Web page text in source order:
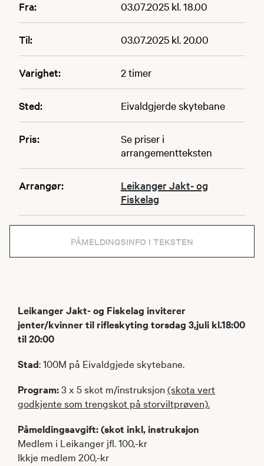
Fra: 03.07.2025 kl. 18.00
Til: 03.07.2025 kl. 20.00
Varighet: 2 timer
Sted: Eivaldgjerde skytebane
Pris:
Se priser i
arrangementteksten
Arrangør:
Leikanger Jakt- og
Fiskelag
PÅMELDINGSINFO I TEKSTEN
Leikanger Jakt- og Fiskelag inviterer
jenter/kvinner til rifleskyting torsdag 3,juli kl.18:00
til 20:00
Stad: 100M på Eivaldgjede skytebane.
Program:3 x 5 skot m/instruksjon(skota vert
godkjente som trengskot på storviltprøven).
Påmeldingsavgift: (skot inkl, instruksjon
Medlem i Leikanger jfl. 100,-kr
Ikkje medlem 200,-kr